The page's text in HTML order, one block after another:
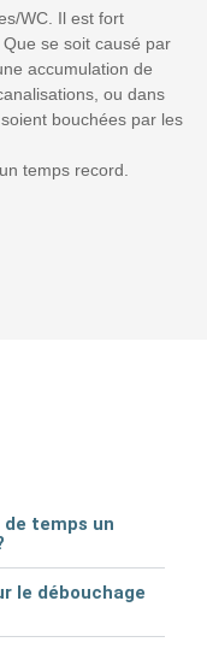
WC. Il est fort
se soit causé par
accumulation de
ou dans
bouchées par les
temps record.
temps un
le débouchage